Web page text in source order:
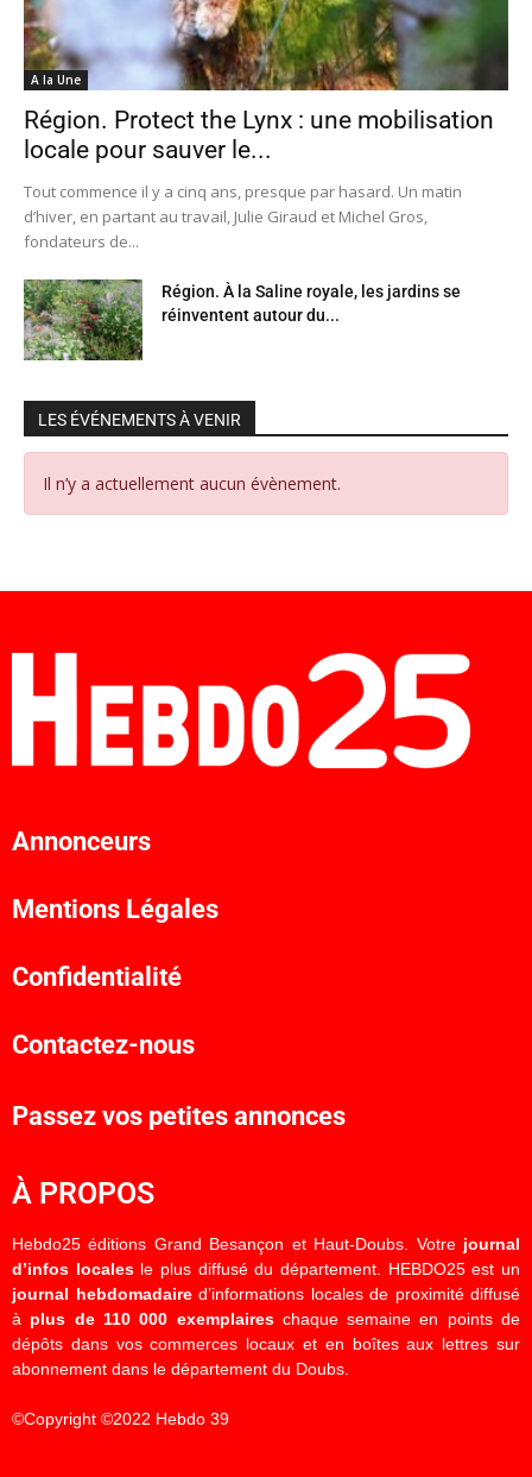
A la Une
Région. Protect the Lynx : une mobilisation
locale pour sauver le...
Tout commence il y a cinq ans, presque par hasard. Un matin
d’hiver, en partant au travail, Julie Giraud et Michel Gros,
fondateurs de...
Région. À la Saline royale, les jardins se
réinventent autour du...
LES ÉVÉNEMENTS À VENIR
Il n’y a actuellement aucun évènement.
Annonceurs
Mentions Légales
Confidentialité
Contactez-nous
Passez vos petites annonces
À PROPOS
Hebdo25 éditions Grand Besançon et Haut-Doubs. Votre journal
d’infos localesle plus diffusé du département. HEBDO25 est un
journal hebdomadaired’informations locales de proximité diffusé
à plus de 110 000 exemplaireschaque semaine en points de
dépôts dans vos commerces locaux et en boîtes aux lettres sur
abonnement dans le département du Doubs.
©Copyright ©2022 Hebdo 39